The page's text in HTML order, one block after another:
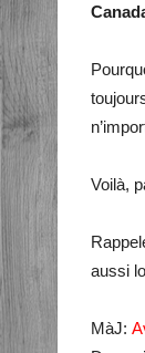
Voilà,
aussi
MàJ: